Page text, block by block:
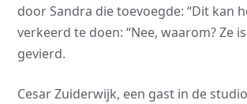
door Sandra die toevoegde: “Dit kan
verkeerd te doen: “Nee, waarom? Ze
gevierd.
Cesar Zuiderwijk, een gast in de